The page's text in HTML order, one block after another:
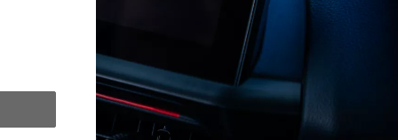
Next da € 309 al mese